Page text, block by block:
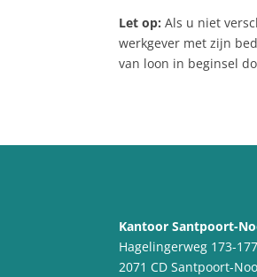
Let op:Als u niet
werkgever met zijn
van loon in beginsel
Kantoor Santpoort-
Hagelingerweg 173-177
2071 CD Santpoort-